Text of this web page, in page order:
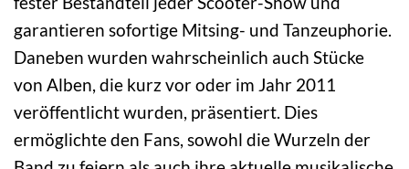
garantieren sofortige Mitsing- und Tanzeuphorie.
Daneben wurden wahrscheinlich auch Stücke
von Alben, die kurz vor oder im Jahr 2011
veröffentlicht wurden, präsentiert. Dies
ermöglichte den Fans, sowohl die Wurzeln der